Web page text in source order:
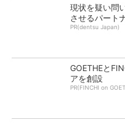
現状を疑い問
させるパート
PR(dentsu Japan)
GOETHEと
アを創設
PR(FINCHI on